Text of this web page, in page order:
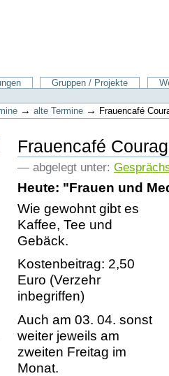
Gruppen / Projekte
→ alte Termine → Frauencafé
Frauencafé
— abgelegt unter:
Heute: "Frauen und
Wie gewohnt gibt es
Kaffee, Tee und
Gebäck.
Kostenbeitrag: 2,50
Euro (Verzehr
inbegriffen)
Auch am 03. 04. sonst
weiter jeweils am
zweiten Freitag im
Monat.